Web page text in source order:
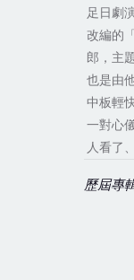
足日劇
改編的
郎，主
也是由
中板輕
一對心
人看了
歷屆專